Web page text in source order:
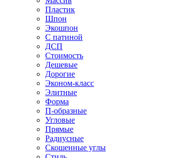
Пластик
Шпон
Экошпон
С патиной
ДСП
Стоимость
Дешевые
Дорогие
Эконом-класс
Элитные
Форма
П-образные
Угловые
Прямые
Радиусные
Скошенные углы